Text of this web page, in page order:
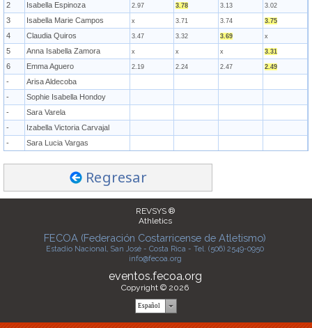
2 Isabella Espinoza 2.97 3.78 3.13 3.02
3 Isabella Marie Campos x 3.71 3.74 3.75
4 Claudia Quiros 3.47 3.32 3.69 x
5 Anna Isabella Zamora x x x 3.31
6 Emma Aguero 2.19 2.24 2.47 2.49
-
Arisa Aldecoba
-
Sophie Isabella Hondoy
-
Sara Varela
-
Izabella Victoria Carvajal
-
Sara Lucia Vargas
Regresar
REVSYS ®
Athletics
FECOA (Federación Costarricense de Atletismo)
Estadio Nacional, San José - Costa Rica - Tel. (506) 2549-0950
info@fecoa.org
eventos.fecoa.org
Copyright © 2026